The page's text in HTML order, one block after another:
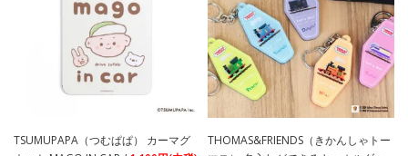
TSUMUPAPA（つむぱぱ） カーマグ
THOMAS&FRIENDS（きかんしゃトー